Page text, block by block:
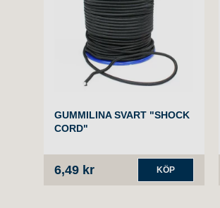
GUMMILINA SVART "SHOCK
CORD"
6,49 kr KÖP